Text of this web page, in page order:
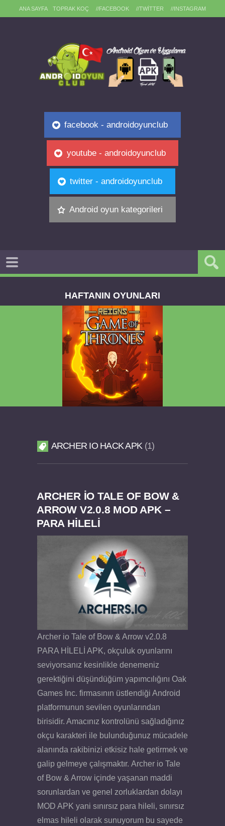
ANA SAYFA TOPRAK KOÇ //FACEBOOK //TWITTER //INSTAGRAM
facebook - androidoyunclub
youtube - androidoyunclub
twitter - androidoyunclub
Android oyun kategorileri
HAFTANIN OYUNLARI
Dream Road Multiplayer v1.4.2 PARA HİLELİ
APK
Felix the Reaper v1.25 FULL APK
ARCHER IO HACK APK 1
ARCHER IO TALE OF BOW &
ARROW V2.0.8 MOD APK –
PARA HİLELİ
Archer io Tale of Bow & Arrow v2.0.8
PARA HİLELİ APK, okçuluk oyunlarını
seviyorsanız kesinlikle denemeniz
gerektiğini düşündüğüm yapımcılığını Oak
Games Inc. firmasının üstlendiği Android
platformunun sevilen oyunlarından
birisidir. Amacınız kontrolünü sağladığınız
okçu karakteri ile bulunduğunuz mücadele
alanında rakibinizi etkisiz hale getirmek ve
galip gelmeye çalışmaktır. Archer io Tale
of Bow & Arrow içinde yaşanan maddi
sorunlardan ve genel zorluklardan dolayı
MOD APK yani sınırsız para hileli, sınırsız
elmas hileli olarak sunuyorum bu sayede